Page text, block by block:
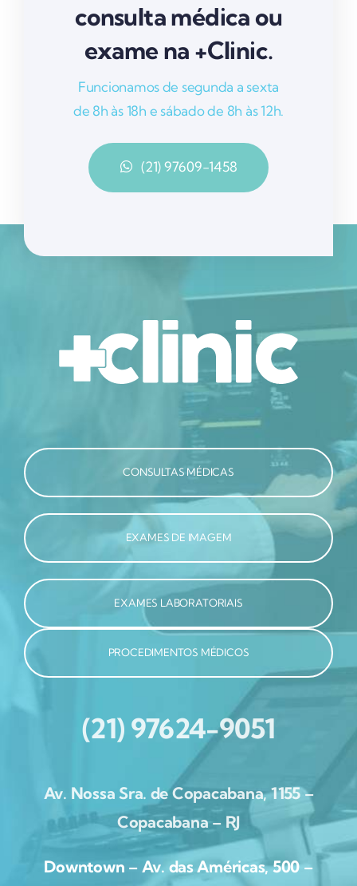
consulta médica ou
exame na +Clinic.
Funcionamos de segunda a sexta
de 8h às 18h e sábado de 8h às 12h.
(21) 97609-1458
CONSULTAS MÉDICAS
EXAMES DE IMAGEM
EXAMES LABORATORIAIS
PROCEDIMENTOS MÉDICOS
(21) 97624-9051
Av. Nossa Sra. de Copacabana, 1155 –
Copacabana – RJ
Downtown – Av. das Américas, 500 –